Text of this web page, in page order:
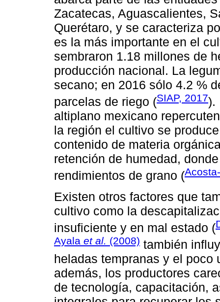
Zacatecas, Aguascalientes,
Querétaro, y se caracteriza
es la más importante en el
sembraron 1.18 millones de
producción nacional. La
secano; en 2016 sólo 4.2 %
parcelas de riego (SIAP, 2017).
altiplano mexicano
la región el cultivo se
contenido de materia
retención de humedad,
rendimientos de grano (
Existen otros factores que
cultivo como la
insuﬁciente y en mal estado (
Ayala et al. (2008) también
heladas tempranas y el poco
además, los productores
de tecnología, capacitación,